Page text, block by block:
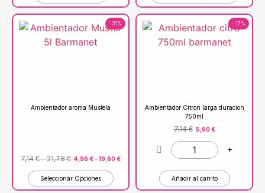
- 31%
Ambientador aroma Mustela
7,14€ -21,78€ 4,96 € - 19,60 €
Seleccionar Opciones
- 17%
Ambientador Citron larga duracion
750ml
7,14€ 5,90 €
Añadir al carrito